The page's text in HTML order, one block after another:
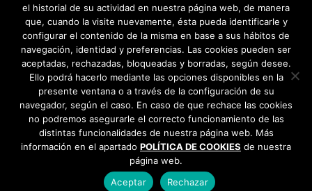
junio 2025
mayo 2025
abril 2025
marzo 2025
febrero 2025
el historial de su actividad en nuestra página web, de manera
que, cuando la visite nuevamente, ésta pueda identificarle y
configurar el contenido de la misma en base a sus hábitos de
navegación, identidad y preferencias. Las cookies pueden ser
aceptadas, rechazadas, bloqueadas y borradas, según desee.
Ello podrá hacerlo mediante las opciones disponibles en la
presente ventana o a través de la configuración de su
navegador, según el caso. En caso de que rechace las cookies
no podremos asegurarle el correcto funcionamiento de las
distintas funcionalidades de nuestra página web. Más
información en el apartado POLÍTICA DE COOKIES de nuestra
página web.
Aceptar
Rechazar